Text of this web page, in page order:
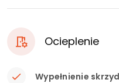
Ocieplenie
Wypełnienie